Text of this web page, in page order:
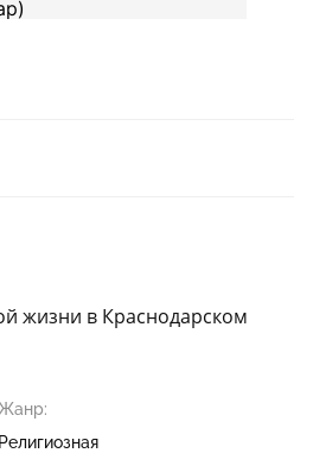
жизни в Краснодарском
Жанр:
Религиозная